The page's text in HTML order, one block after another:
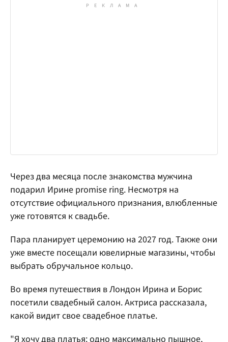
Через два месяца после знакомства мужчина
подарил Ирине promise ring. Несмотря на
отсутствие официального признания, влюбленные
уже готовятся к свадьбе.
Пара планирует церемонию на 2027 год. Также они
уже вместе посещали ювелирные магазины, чтобы
выбрать обручальное кольцо.
Во время путешествия в Лондон Ирина и Борис
посетили свадебный салон. Актриса рассказала,
какой видит свое свадебное платье.
"Я хочу два платья: одно максимально пышное,